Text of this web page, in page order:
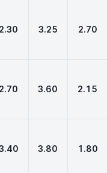
2.30 3.25 2.70
2.70 3.60 2.15
3.80 1.80